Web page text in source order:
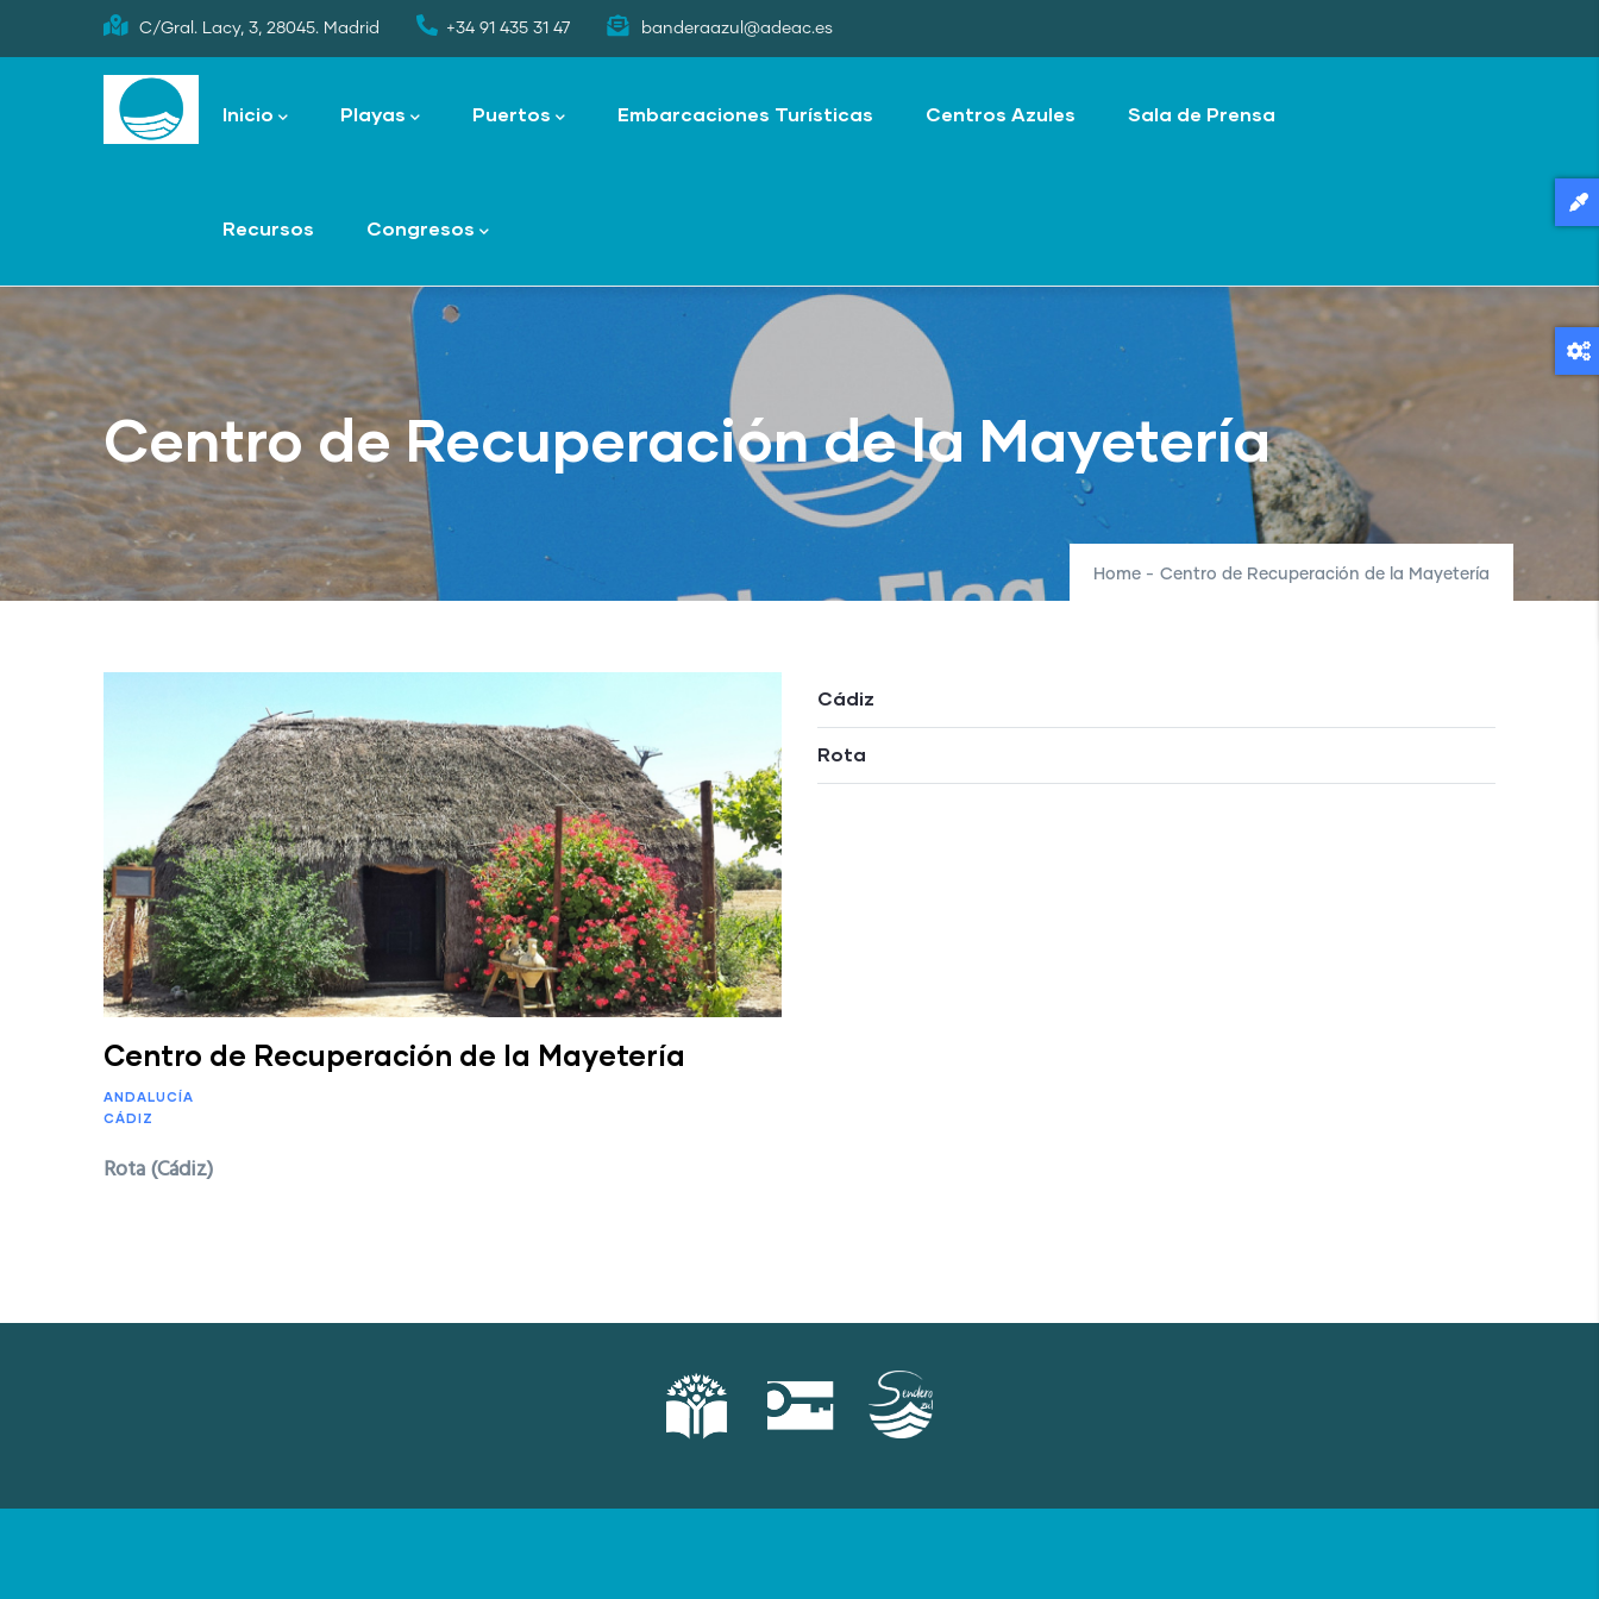
to
C/Gral. Lacy, 3, 28045. Madrid +34 91 435 31 47 banderaazul@adeac.es
navigation
Inicio Playas Puertos Embarcaciones Turísticas Centros Azules Sala de Prensa
Recursos Congresos
Centro de Recuperación de la Mayetería
Home - Centro de Recuperación de la Mayetería
Cádiz
Rota
Centro de Recuperación de la Mayetería
ANDALUCÍA
CÁDIZ
Rota (Cádiz)